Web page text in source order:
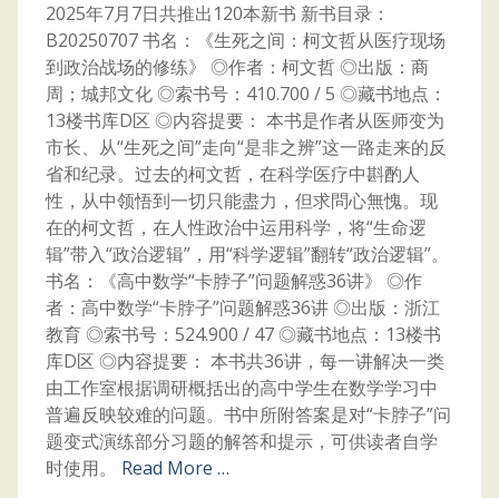
2025年7月7日共推出120本新书 新书目录：
B20250707 书名：《生死之间：柯文哲从医疗现场
到政治战场的修练》 ◎作者：柯文哲 ◎出版：商
周；城邦文化 ◎索书号：410.700 / 5 ◎藏书地点：
13楼书库D区 ◎内容提要： 本书是作者从医师变为
市长、从“生死之间”走向“是非之辨”这一路走来的反
省和纪录。过去的柯文哲，在科学医疗中斟酌人
性，从中领悟到一切只能盡力，但求問心無愧。现
在的柯文哲，在人性政治中运用科学，将“生命逻
辑”带入“政治逻辑”，用“科学逻辑”翻转“政治逻辑”。
书名：《高中数学“卡脖子”问题解惑36讲》 ◎作
者：高中数学“卡脖子”问题解惑36讲 ◎出版：浙江
教育 ◎索书号：524.900 / 47 ◎藏书地点：13楼书
库D区 ◎内容提要： 本书共36讲，每一讲解决一类
由工作室根据调研概括出的高中学生在数学学习中
普遍反映较难的问题。书中所附答案是对“卡脖子”问
题变式演练部分习题的解答和提示，可供读者自学
时使用。 Read More …